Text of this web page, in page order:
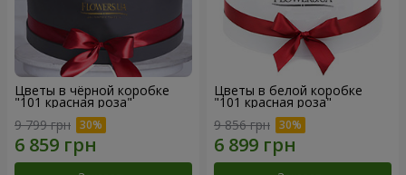
Цветы в чёрной коробке
"101 красная роза"
9 799 грн
Цветы в белой коробке
"101 красная роза"
9 856 грн